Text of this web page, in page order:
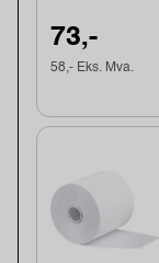
73,-
58,- Eks. Mva.